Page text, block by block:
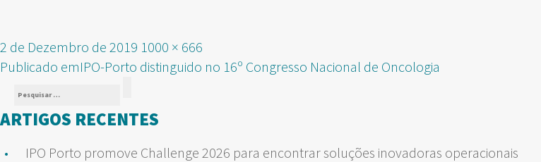
Publicado
em
2 de Dezembro de 2019 Tamanho
real
1000 × 666
NAVEGAÇÃO
DE
ARTIGOS
Publicado emIPO-Porto distinguido no 16º Congresso Nacional de Oncologia
Pesquisar
por:
ARTIGOS RECENTES
IPO Porto promove Challenge 2026 para encontrar soluções inovadoras operacionais